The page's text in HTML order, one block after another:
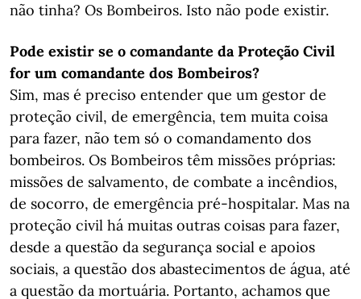
não tinha? Os Bombeiros. Isto não pode existir.
Pode existir se o comandante da Proteção Civil
for um comandante dos Bombeiros?
Sim, mas é preciso entender que um gestor de
proteção civil, de emergência, tem muita coisa
para fazer, não tem só o comandamento dos
bombeiros. Os Bombeiros têm missões próprias:
missões de salvamento, de combate a incêndios,
de socorro, de emergência pré-hospitalar. Mas na
proteção civil há muitas outras coisas para fazer,
desde a questão da segurança social e apoios
sociais, a questão dos abastecimentos de água, até
a questão da mortuária. Portanto, achamos que